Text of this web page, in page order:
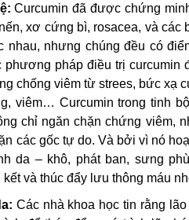
Curcumin đã được chứng
xơ cứng bì, rosacea, và các
nhưng chúng đều có
pháp điều trị curcumin
chống viêm từ strees, bức xạ
viêm… Curcumin trong tinh
chỉ ngăn chặn chứng viêm,
các gốc tự do. Và bởi vì nó
da – khô, phát ban, sưng
và thúc đẩy lưu thông máu
Các nhà khoa học tin rằng